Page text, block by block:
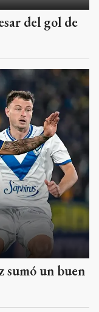
del gol de
sumó un buen